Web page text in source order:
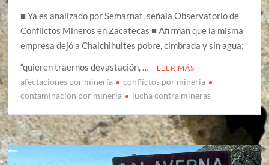
■ Ya es analizado por Semarnat, señala Observatorio de
Conflictos Mineros en Zacatecas ■ Afirman que la misma
empresa dejó a Chalchihuites pobre, cimbrada y sin agua;
“quieren traernos devastación, …
LEER MÁS
afectaciones por minería
conflictos por mineria
contaminacion por mineria
lucha contra mineras